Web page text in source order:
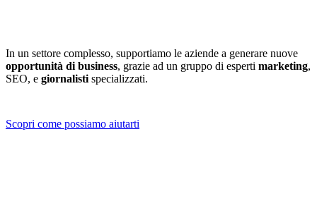
In un settore complesso, supportiamo le aziende a generare nuove
opportunità di business, grazie ad un gruppo di esperti marketing,
SEO, e giornalisti specializzati.
Scopri come possiamo aiutarti